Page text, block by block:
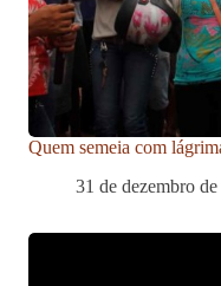
Quem semeia com
31 de dezembro